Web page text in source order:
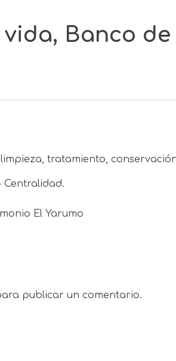
Banco
tratamiento,
Centralidad.
El Yarumo
publicar un comentario.